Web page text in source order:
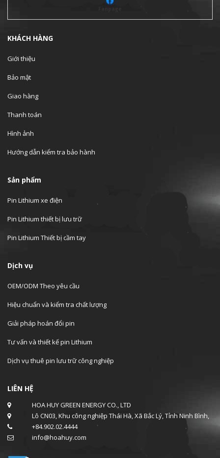
KHÁCH HÀNG
Giới thiệu
Bảo mật
Giao hàng
Thanh toán
Hình ảnh
Hướng dẫn kiểm tra bảo hành
Sản phẩm
Pin Lithium xe điện
Pin Lithium thiết bị lưu trữ
Pin Lithium Thiết bị cầm tay
Dịch vụ
OEM/ODM Theo yêu cầu
Hiệu chuẩn và kiểm tra chất lượng
Giải pháp hoán đổi pin
Tư vấn và thiết kế pin Lithium
Dịch vụ thuê pin lưu trữ công nghiệp
LIÊN HỆ
HOA HUY GREEN ENERGY CO., LTD
Lô CN03, Khu công nghiệp Thái Hà, Xã Bắc Lý, Tỉnh Ninh Bình,
+84.902.02.4444
info@hoahuy.com